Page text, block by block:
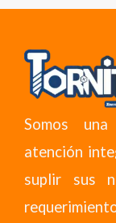
Somos
atención
suplir sus